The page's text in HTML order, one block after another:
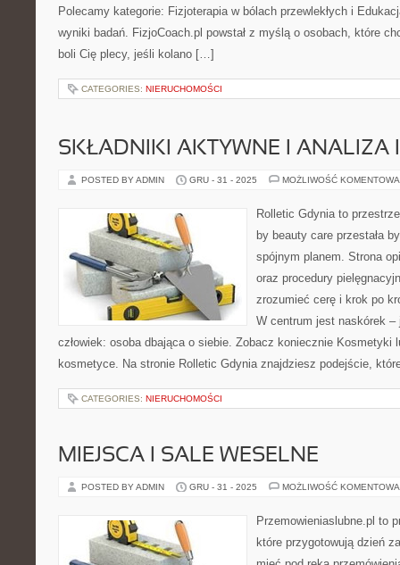
Polecamy kategorie: Fizjoterapia w bólach przewlekłych i
wyniki badań. FizjoCoach.pl powstał z myślą o osobach, które
boli Cię plecy, jeśli kolano […]
CATEGORIES: NIERUCHOMOŚCI
SKŁADNIKI AKTYWNE I ANALIZA
POSTED BY ADMIN GRU - 31 - 2025 MOŻLIWOŚĆ
Rolletic Gdynia to
by beauty care przestała
spójnym planem. Strona
oraz procedury
zrozumieć cerę i krok po
W centrum jest naskórek –
człowiek: osoba dbająca o siebie. Zobacz koniecznie Kosmetyki
kosmetyce. Na stronie Rolletic Gdynia znajdziesz podejście,
CATEGORIES: NIERUCHOMOŚCI
MIEJSCA I SALE WESELNE
POSTED BY ADMIN GRU - 31 - 2025 MOŻLIWOŚĆ
Przemowieniaslubne.pl to
które przygotowują dzień